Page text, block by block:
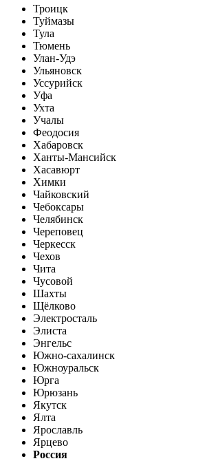
Троицк
Туймазы
Тула
Тюмень
Улан-Удэ
Ульяновск
Уссурийск
Уфа
Ухта
Учалы
Феодосия
Хабаровск
Ханты-Мансийск
Хасавюрт
Химки
Чайковский
Чебоксары
Челябинск
Череповец
Черкесск
Чехов
Чита
Чусовой
Шахты
Щёлково
Электросталь
Элиста
Энгельс
Южно-сахалинск
Южноуральск
Юрга
Юрюзань
Якутск
Ялта
Ярославль
Ярцево
Россия